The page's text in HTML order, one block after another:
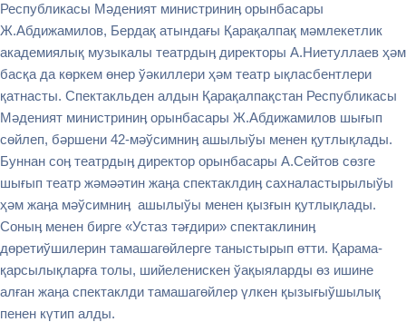
Республикасы Мәденият министриниӊ орынбасары
Ж.Абдижамилов, Бердақ атындағы Қарақалпақ мәмлекетлик
академиялық музыкалы театрдыӊ директоры А.Ниетуллаев ҳәм
басқа да көркем өнер ўәкиллери ҳәм театр ықласбентлери
қатнасты. Спектакльден алдын Қарақалпақстан Республикасы
Мәденият министриниӊ орынбасары Ж.Абдижамилов шығып
сөйлеп, бәршени 42-мәўсимниӊ ашылыўы менен қутлықлады.
Буннан соӊ театрдыӊ директор орынбасары А.Сейтов сөзге
шығып театр жәмәәтин жаӊа спектаклдиӊ сахналастырылыўы
ҳәм жаӊа мәўсимниӊ ашылыўы менен қызғын қутлықлады.
Соныӊ менен бирге «Устаз тәғдири» спектаклиниӊ
дөретиўшилерин тамашагөйлерге таныстырып өтти. Қарама-
қарсылықларға толы, шийеленискен ўақыяларды өз ишине
алған жаӊа спектаклди тамашагөйлер үлкен қызығыўшылық
пенен күтип алды.